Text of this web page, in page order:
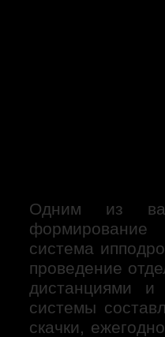
Персонал конюшни
специалисты
Любители
Тотализатор
имидж игры
виды игры
необходимая информация
стратегия игры
экономика и статистика
Одним из
формирование
система
проведение
дистанциями
системы
скачки,